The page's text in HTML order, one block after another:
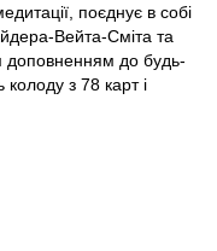
поєднує в собі
Вейта-Сміта та
доповненням до будь-
колоду з 78 карт і